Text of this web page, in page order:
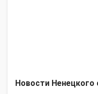
Новости Ненецкого